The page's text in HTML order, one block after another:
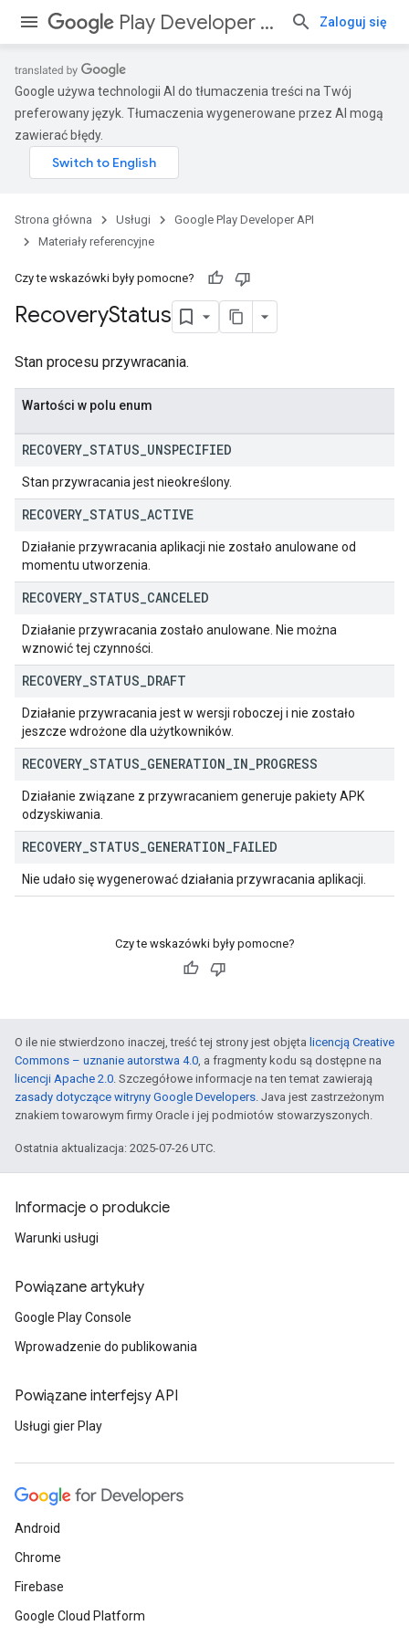
Play Developer API Zaloguj się
Google używa technologii AI do tłumaczenia treści na Twój
preferowany język. Tłumaczenia wygenerowane przez AI mogą
zawierać błędy.
Strona główna Usługi
Google Play Developer API
Materiały referencyjne
Czy te wskazówki były pomocne?
RecoveryStatus
Stan procesu przywracania.
Wartości w polu enum
RECOVERY STATUS UNSPECIFIED
Stan przywracania jest nieokreślony.
RECOVERY STATUS ACTIVE
Działanie przywracania aplikacji nie zostało anulowane od
momentu utworzenia.
RECOVERY STATUS CANCELED
Działanie przywracania zostało anulowane. Nie można
wznowić tej czynności.
RECOVERY STATUS DRAFT
Działanie przywracania jest w wersji roboczej i nie zostało
jeszcze wdrożone dla użytkowników.
RECOVERY STATUS GENERATION IN PROGRESS
Działanie związane z przywracaniem generuje pakiety APK
odzyskiwania.
RECOVERY STATUS GENERATION FAILED
Nie udało się wygenerować działania przywracania aplikacji.
Czy te wskazówki były pomocne?
O ile nie stwierdzono inaczej, treść tej strony jest objęta licencją Creative
Commons – uznanie autorstwa 4.0, a fragmenty kodu są dostępne na
licencji Apache 2.0. Szczegółowe informacje na ten temat zawierają
zasady dotyczące witryny Google Developers. Java jest zastrzeżonym
znakiem towarowym firmy Oracle i jej podmiotów stowarzyszonych.
Ostatnia aktualizacja: 2025-07-26 UTC.
Informacje o produkcie
Warunki usługi
Powiązane artykuły
Google Play Console
Wprowadzenie do publikowania
Powiązane interfejsy API
Usługi gier Play
Android
Chrome
Firebase
Google Cloud Platform